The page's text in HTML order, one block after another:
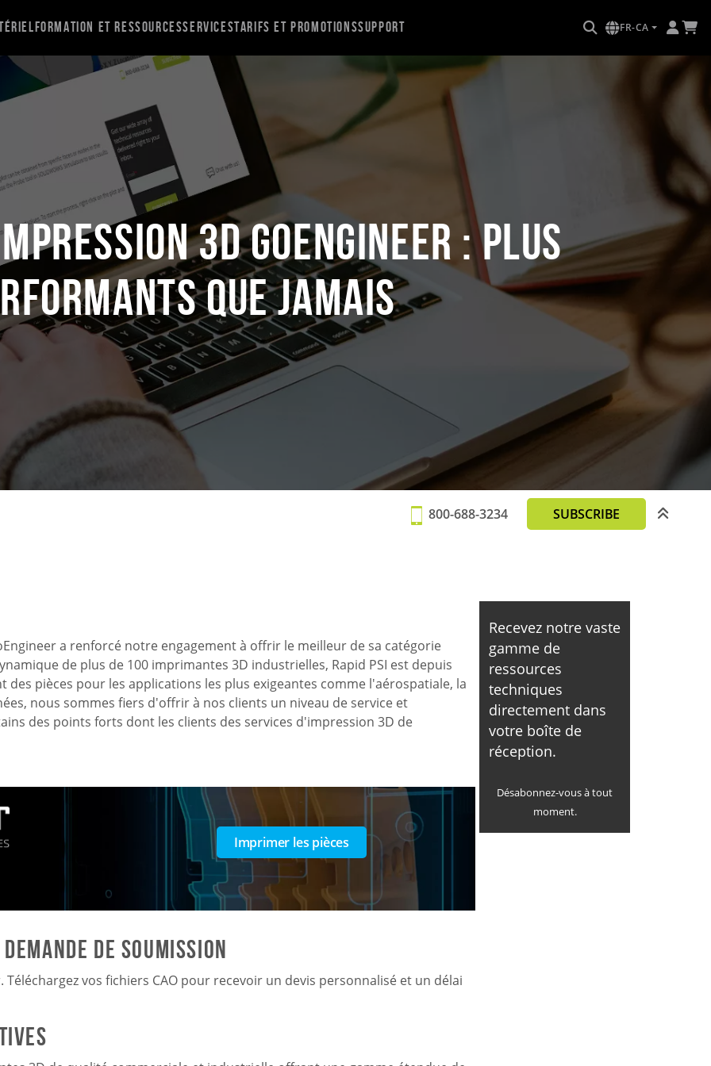
Formation et ressourcesServicesTarifs et promotionsSupport FR-CA
3D GoEngineer : plus
que jamais
800-688-3234 SUBSCRIBE
a renforcé notre engagement à offrir le meilleur de sa catégorie
de plus de 100 imprimantes 3D industrielles, Rapid PSI est depuis
pièces pour les applications les plus exigeantes comme l'aérospatiale, la
nous sommes fiers d'offrir à nos clients un niveau de service et
des points forts dont les clients des services d'impression 3D de
Imprimer les pièces
de soumission
vos fichiers CAO pour recevoir un devis personnalisé et un délai
Recevez notre vaste
gamme de
ressources
techniques
directement dans
votre boîte de
réception.
Désabonnez-vous à tout
moment.